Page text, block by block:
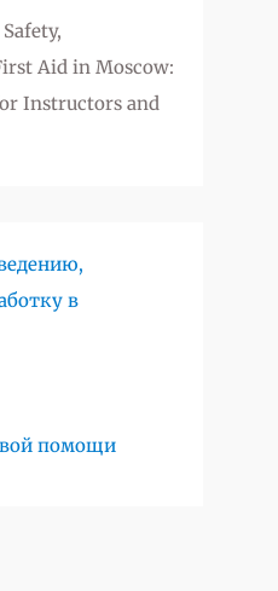
Aid in Moscow:
Instructors and
в
помощи